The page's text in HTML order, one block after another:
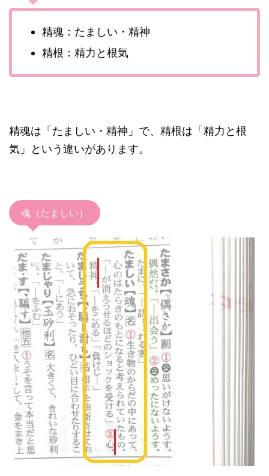
精魂：たましい・精神
精根：精力と根気
精魂は「たましい・精神」で、精根は「精力と根
気」という違いがあります。
魂（たましい）